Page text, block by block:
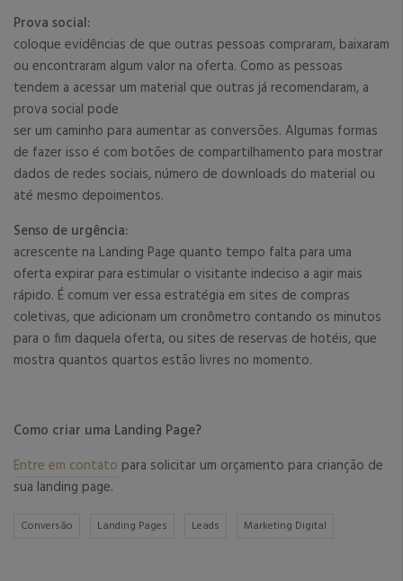
Prova social:
coloque evidências de que outras pessoas compraram, baixaram
ou encontraram algum valor na oferta. Como as pessoas
tendem a acessar um material que outras já recomendaram, a
prova social pode
ser um caminho para aumentar as conversões. Algumas formas
de fazer isso é com botões de compartilhamento para mostrar
dados de redes sociais, número de downloads do material ou
até mesmo depoimentos.
Senso de urgência:
acrescente na Landing Page quanto tempo falta para uma
oferta expirar para estimular o visitante indeciso a agir mais
rápido. É comum ver essa estratégia em sites de compras
coletivas, que adicionam um cronômetro contando os minutos
para o fim daquela oferta, ou sites de reservas de hotéis, que
mostra quantos quartos estão livres no momento.
Como criar uma Landing Page?
Entre em contato para solicitar um orçamento para crianção de
sua landing page.
Conversão Landing Pages Leads Marketing Digital